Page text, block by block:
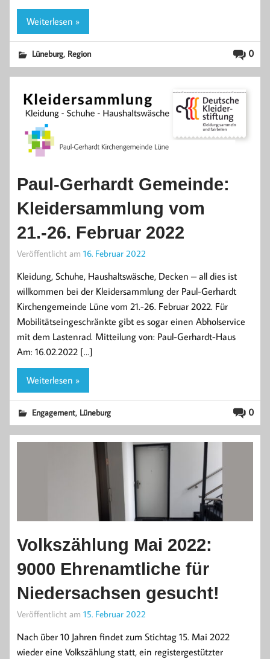
Weiterlesen »
0
Lüneburg, Region
Paul-Gerhardt Gemeinde:
Kleidersammlung vom
21.-26. Februar 2022
Veröffentlicht am 16. Februar 2022
Kleidung, Schuhe, Haushaltswäsche, Decken – all dies ist
willkommen bei der Kleidersammlung der Paul-Gerhardt
Kirchengemeinde Lüne vom 21.-26. Februar 2022. Für
Mobilitätseingeschränkte gibt es sogar einen Abholservice
mit dem Lastenrad. Mitteilung von: Paul-Gerhardt-Haus
Am: 16.02.2022 […]
Weiterlesen »
0
Engagement, Lüneburg
Volkszählung Mai 2022:
9000 Ehrenamtliche für
Niedersachsen gesucht!
Veröffentlicht am 15. Februar 2022
Nach über 10 Jahren findet zum Stichtag 15. Mai 2022
wieder eine Volkszählung statt, ein registergestützter